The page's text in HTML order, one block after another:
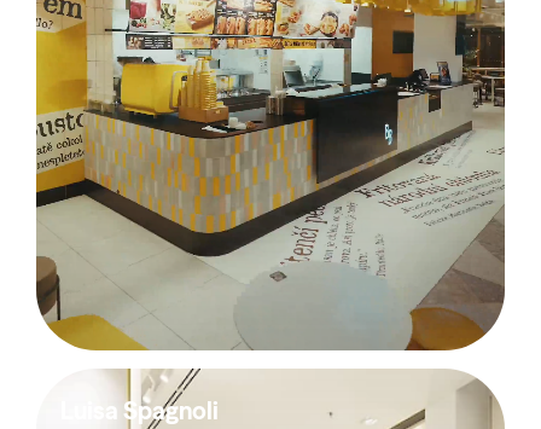
Luisa Spagnoli